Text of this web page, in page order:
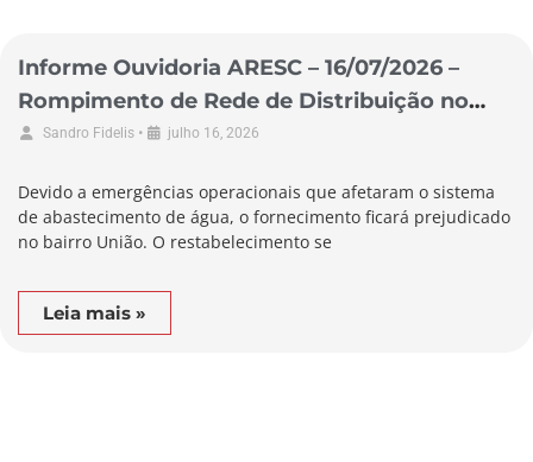
Informe Ouvidoria ARESC – 16/07/2026 –
Rompimento de Rede de Distribuição no
Município de Garopaba
Sandro Fidelis • julho 16, 2026
Devido a emergências operacionais que afetaram o sistema
de abastecimento de água, o fornecimento ficará prejudicado
no bairro União. O restabelecimento se
Leia mais »